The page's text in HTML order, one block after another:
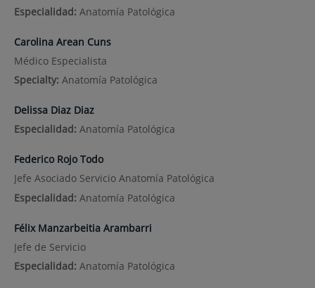
Especialidad: Anatomía Patológica
Carolina Arean Cuns
Médico Especialista
Specialty: Anatomía Patológica
Delissa Diaz Diaz
Especialidad: Anatomía Patológica
Federico Rojo Todo
Jefe Asociado Servicio Anatomía Patológica
Especialidad: Anatomía Patológica
Félix Manzarbeitia Arambarri
Jefe de Servicio
Especialidad: Anatomía Patológica